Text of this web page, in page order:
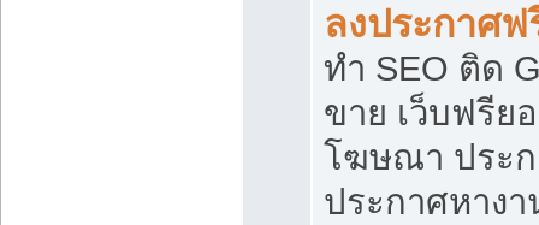
ลงประกาศฟ
ทำ SEO ติด
ขาย เว็บฟรีย
โฆษณา ประ
ประกาศหาง